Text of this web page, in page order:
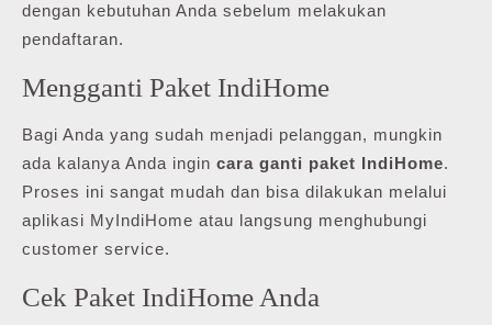
dengan kebutuhan Anda sebelum melakukan
pendaftaran.
Mengganti Paket IndiHome
Bagi Anda yang sudah menjadi pelanggan, mungkin
ada kalanya Anda ingin cara ganti paket IndiHome.
Proses ini sangat mudah dan bisa dilakukan melalui
aplikasi MyIndiHome atau langsung menghubungi
customer service.
Cek Paket IndiHome Anda